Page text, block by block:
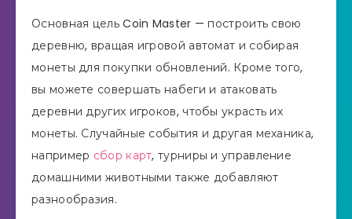
Основная цель Coin Master — построить свою
деревню, вращая игровой автомат и собирая
монеты для покупки обновлений. Кроме того,
вы можете совершать набеги и атаковать
деревни других игроков, чтобы украсть их
монеты. Случайные события и другая механика,
например сбор карт, турниры и управление
домашними животными также добавляют
разнообразия.